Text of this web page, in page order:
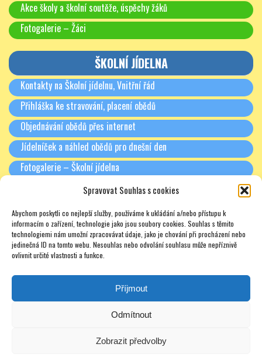
Spravovat Souhlas s cookies
Abychom poskytli co nejlepší služby, používáme k ukládání a/nebo přístupu k
informacím o zařízení, technologie jako jsou soubory cookies. Souhlas s těmito
technologiemi nám umožní zpracovávat údaje, jako je chování při procházení nebo
jedinečná ID na tomto webu. Nesouhlas nebo odvolání souhlasu může nepříznivě
ovlivnit určité vlastnosti a funkce.
Příjmout
Odmítnout
Zobrazit předvolby
Akce školy a školní soutěže, úspěchy žáků
Fotogalerie – Žáci
ŠKOLNÍ JÍDELNA
Kontakty na Školní jídelnu, Vnitřní řád
Přihláška ke stravování, placení obědů
Objednávání obědů přes internet
Jídelníček a náhled obědů pro dnešní den
Fotogalerie – Školní jídelna
Třídní schůzky + Spolek rodičů (dříve SRPŠ)
Rada školy
Soukromé doučování – zajímavé odkazy – nabídky – texty